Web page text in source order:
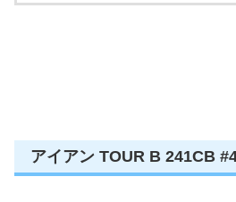
アイアン TOUR B 241CB